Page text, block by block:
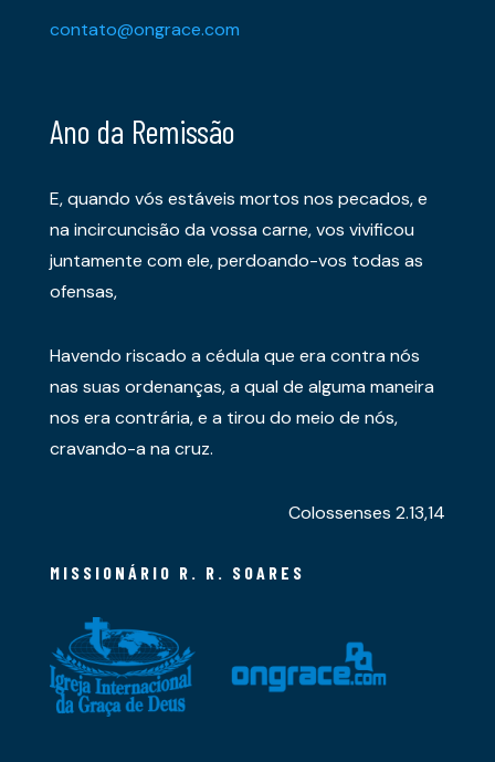
contato@ongrace.com
Ano da Remissão
E, quando vós estáveis mortos nos pecados, e
na incircuncisão da vossa carne, vos vivificou
juntamente com ele, perdoando-vos todas as
ofensas,
Havendo riscado a cédula que era contra nós
nas suas ordenanças, a qual de alguma maneira
nos era contrária, e a tirou do meio de nós,
cravando-a na cruz.
Colossenses 2.13,14
MISSIONÁRIO R. R. SOARES